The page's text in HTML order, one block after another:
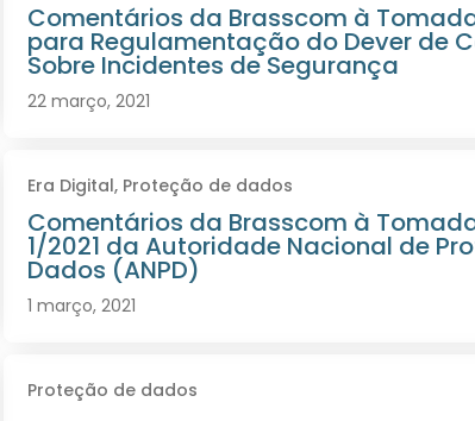
Comentários da Brasscom à
para Regulamentação do Dever de
Sobre Incidentes de Segurança
22 março, 2021
Era Digital, Proteção de dados
Comentários da Brasscom à
1/2021 da Autoridade Nacional de
Dados (ANPD)
1 março, 2021
Proteção de dados